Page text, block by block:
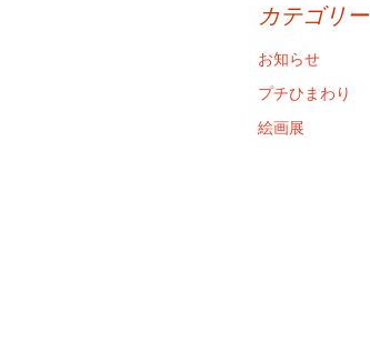
カテゴリー
お知らせ
プチひまわり
絵画展